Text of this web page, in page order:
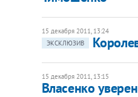
15 декабря 2011, 13:24
ЭКСКЛЮЗИВ
15 декабря 2011, 13:15
​Власенко